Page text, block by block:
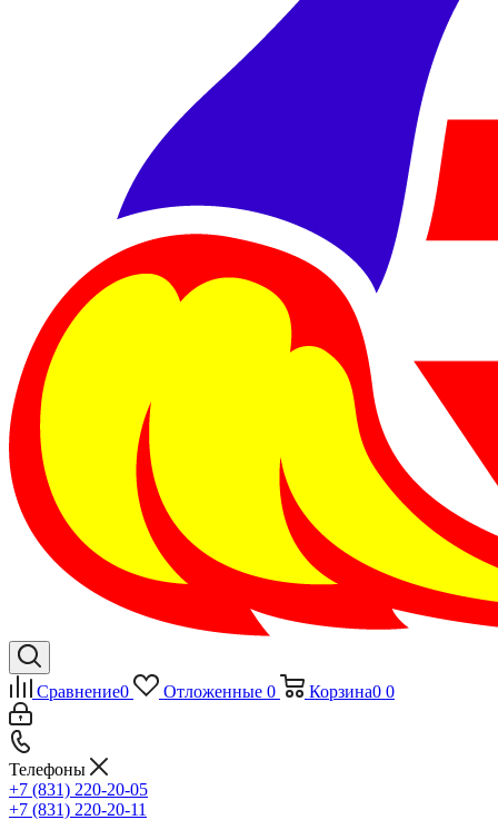
Сравнение0 Отложенные 0 Корзина0 0
Телефоны
+7 (831) 220-20-05
+7 (831) 220-20-11